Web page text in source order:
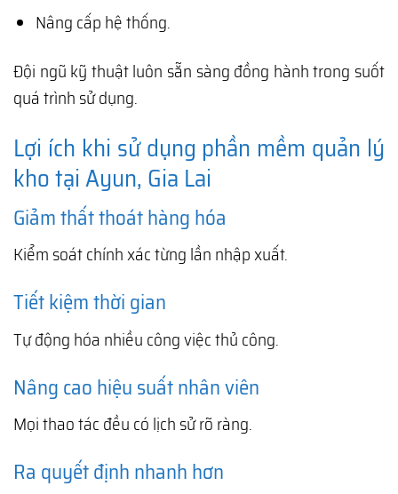
Nâng cấp hệ thống.
Đội ngũ kỹ thuật luôn sẵn sàng đồng hành trong suốt
quá trình sử dụng.
Lợi ích khi sử dụng phần mềm quản lý
kho tại Ayun, Gia Lai
Giảm thất thoát hàng hóa
Kiểm soát chính xác từng lần nhập xuất.
Tiết kiệm thời gian
Tự động hóa nhiều công việc thủ công.
Nâng cao hiệu suất nhân viên
Mọi thao tác đều có lịch sử rõ ràng.
Ra quyết định nhanh hơn